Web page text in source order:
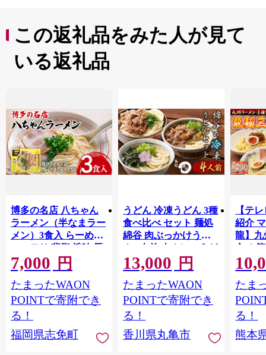
この返礼品をみた人が見て
いる返礼品
博多の名店 八ちゃん
ラーメン（半なまラー
メン）3食入 らーめん
コッテリ 背脂 旨味 豚
骨 とんこつラーメン
トンコツ 半なま麺 博
多ラーメン 豚骨スー
プ 九州 ご当地 お取り
寄せ
7,000 円
たまったWAON
POINTで寄附でき
る！
福岡県志免町
うどん 冷凍うどん 3種
食べ比べ セット 麺処
綿谷 肉ぶっかけうど
ん 4人前 肉カレーうど
ん かけうどん 詰め合
わせ 讃岐うどん 肉う
どん カレーうどん 麺
製麺 肉 牛肉 簡単 惣菜
おかず ご当地 ご当地
グルメ 冷凍 冷凍配送
香川県 丸亀
13,000 円
たまったWAON
POINTで寄附でき
る！
香川県丸亀市
【テ
紹介
龍】九
合せ
本)※
麺三昧
ロン
炸醤麺
とん
リ辛味
レー
たま
る！
熊本